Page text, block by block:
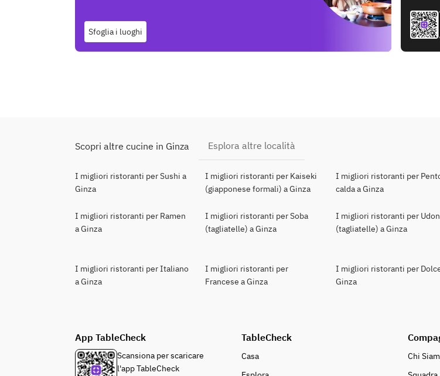
Sfoglia i luoghi
Scopri altre cucine in Ginza Esplora altre località
I migliori ristoranti per Sushi a
Ginza
I migliori ristoranti per Kaiseki
(giapponese formali) a Ginza
I migliori ristoranti per
calda a Ginza
I migliori ristoranti per Ramen
a Ginza
I migliori ristoranti per Soba
(tagliatelle) a Ginza
I migliori ristoranti per Udon
(tagliatelle) a Ginza
I migliori ristoranti per Italiano
a Ginza
I migliori ristoranti per
Francese a Ginza
I migliori ristoranti per
Ginza
App TableCheck
Scansiona per scaricare
l'app TableCheck
TableCheck
Casa
Chi